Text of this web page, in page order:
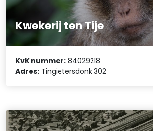
Kwekerij ten Tije
KvK nummer: 84029218
Adres: Tingietersdonk 302